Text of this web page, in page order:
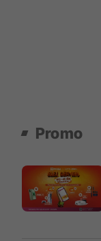
Promo